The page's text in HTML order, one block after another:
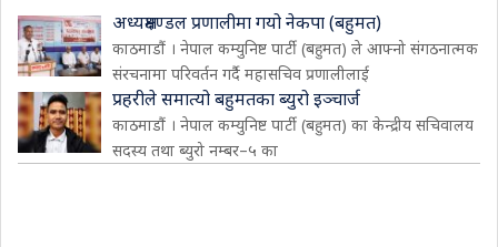
अध्यक्षमण्डल प्रणालीमा गयो नेकपा (बहुमत)
काठमाडौं । नेपाल कम्युनिष्ट पार्टी (बहुमत) ले आफ्नो संगठनात्मक
संरचनामा परिवर्तन गर्दै महासचिव प्रणालीलाई
प्रहरीले समात्यो बहुमतका ब्युरो इञ्चार्ज
काठमाडौं । नेपाल कम्युनिष्ट पार्टी (बहुमत) का केन्द्रीय सचिवालय
सदस्य तथा ब्युरो नम्बर–५ का